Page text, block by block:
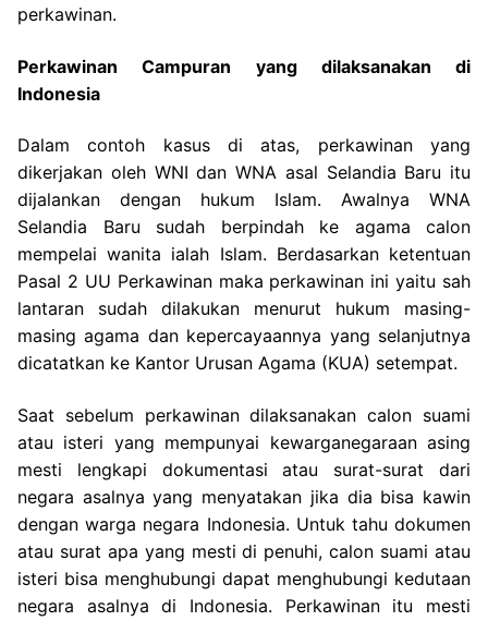
perkawinan.
Perkawinan Campuran yang dilaksanakan di
Indonesia
Dalam contoh kasus di atas, perkawinan yang
dikerjakan oleh WNI dan WNA asal Selandia Baru itu
dijalankan dengan hukum Islam. Awalnya WNA
Selandia Baru sudah berpindah ke agama calon
mempelai wanita ialah Islam. Berdasarkan ketentuan
Pasal 2 UU Perkawinan maka perkawinan ini yaitu sah
lantaran sudah dilakukan menurut hukum masing-
masing agama dan kepercayaannya yang selanjutnya
dicatatkan ke Kantor Urusan Agama (KUA) setempat.
Saat sebelum perkawinan dilaksanakan calon suami
atau isteri yang mempunyai kewarganegaraan asing
mesti lengkapi dokumentasi atau surat-surat dari
negara asalnya yang menyatakan jika dia bisa kawin
dengan warga negara Indonesia. Untuk tahu dokumen
atau surat apa yang mesti di penuhi, calon suami atau
isteri bisa menghubungi dapat menghubungi kedutaan
negara asalnya di Indonesia. Perkawinan itu mesti